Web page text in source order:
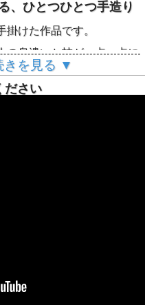
、ひとつひとつ手造り
けた作品です。
の息遣いと技が一点一点に
した重厚感。
きを見る ▼
ださい